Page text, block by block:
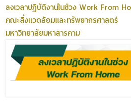
ลงเวลาปฏิบัติงานในช่วง Work From
คณะสิ่งแวดล้อมและทรัพยากรศาสตร์
มหาวิทยาลัยมหาสารคาม